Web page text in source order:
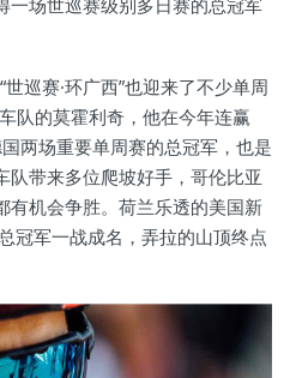
一场世巡赛级别多日赛的总冠军
巡赛·环广西”也迎来了不少单周
队的莫霍利奇，他在今年连赢
两场重要单周赛的总冠军，也是
队带来多位爬坡好手，哥伦比亚
有机会争胜。荷兰乐透的美国新
冠军一战成名，弄拉的山顶终点